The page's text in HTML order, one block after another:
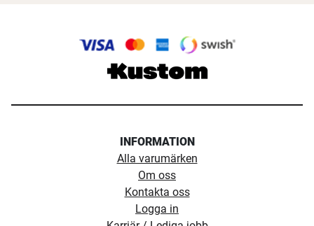
Micro-remote med halstem
Humminbird HELIX Adapterkabel
Anslutning till Humminbird Ekolod sker via en
Inga extra adaptrar krävs om du har en ledig
nätverksport på ditt ekolod.
Minn Kota trolling motor power center
med indikator för batteristatus. Idealisk till mindre
båtar som inte har batteri fast installerat. Snabb
INFORMATION
Alla varumärken
Om oss
Kontakta oss
Logga in